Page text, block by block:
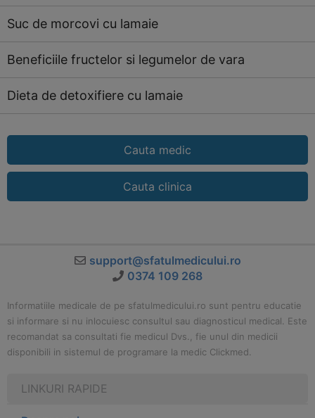
Suc de morcovi cu lamaie
Beneficiile fructelor si legumelor de vara
Dieta de detoxifiere cu lamaie
Cauta medic
Cauta clinica
support@sfatulmedicului.ro
0374 109 268
Informatiile medicale de pe sfatulmedicului.ro sunt pentru educatie
si informare si nu inlocuiesc consultul sau diagnosticul medical. Este
recomandat sa consultati fie medicul Dvs., fie unul din medicii
disponibili in sistemul de programare la medic Clickmed.
LINKURI RAPIDE